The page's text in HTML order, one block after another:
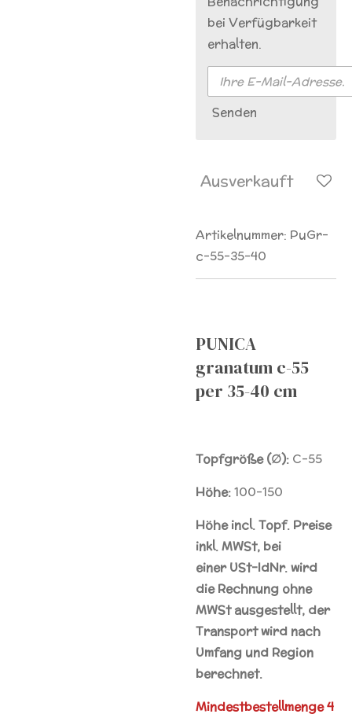
bei Verfügbarkeit
erhalten.
Senden
Ausverkauft
Artikelnummer: PuGr-
c-55-35-40
PUNICA
granatum c-55
per 35-40 cm
Topfgröße (∅): C-55
Höhe:100-150
Höhe incl. Topf. Preise
inkl. MWSt, bei
einerUSt-IdNr.wird
die Rechnung ohne
MWSt ausgestellt, der
Transport wird nach
Umfang und Region
berechnet.
Mindestbestellmenge 4